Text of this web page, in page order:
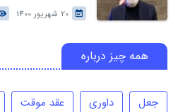
20 شهریور 1400
همه چیز درباره
جعل داوری عقد موقت